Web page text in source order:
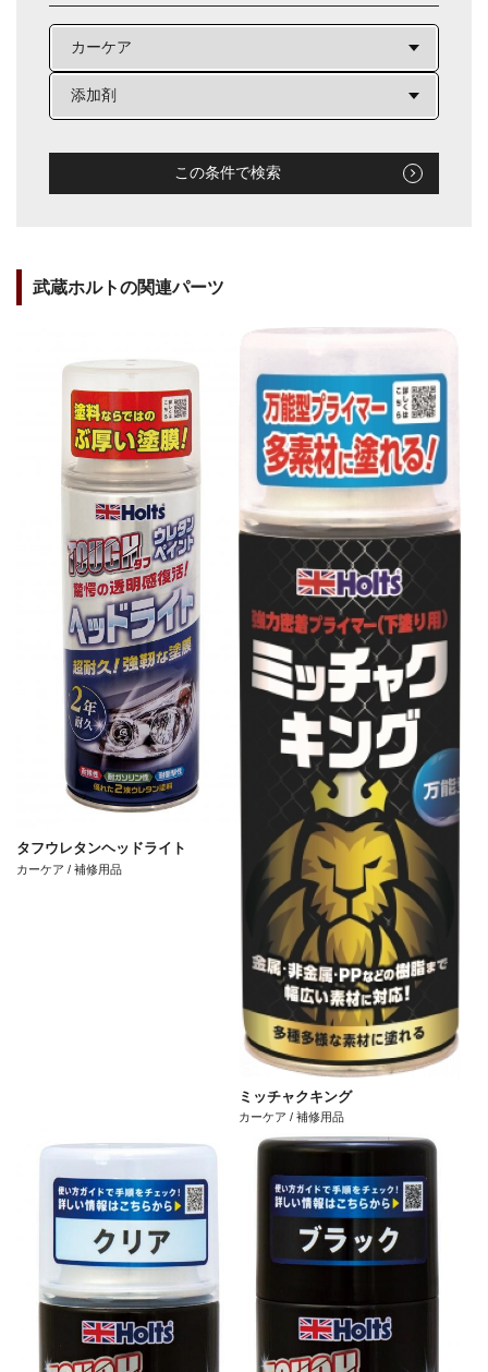
この条件で検索
武蔵ホルトの関連パーツ
タフウレタンヘッドライト
カーケア / 補修用品
ミッチャクキング
カーケア / 補修用品